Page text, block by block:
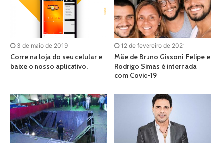
3 de maio de 2019
Corre na loja do seu celular e
baixe o nosso aplicativo.
12 de fevereiro de 2021
Mãe de Bruno Gissoni, Felipe e
Rodrigo Simas é internada
com Covid-19